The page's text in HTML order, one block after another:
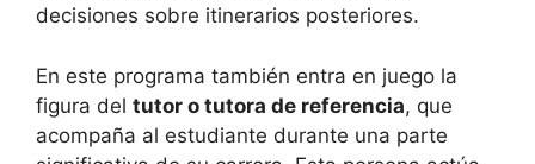
decisiones sobre itinerarios posteriores.
En este programa también entra en juego la
figura del tutor o tutora de referencia, que
acompaña al estudiante durante una parte